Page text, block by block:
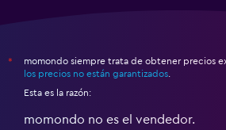
*
momondo siempre trata de obtener precios
los precios no están garantizados
Esta es la razón:
momondo no es el vendedor.